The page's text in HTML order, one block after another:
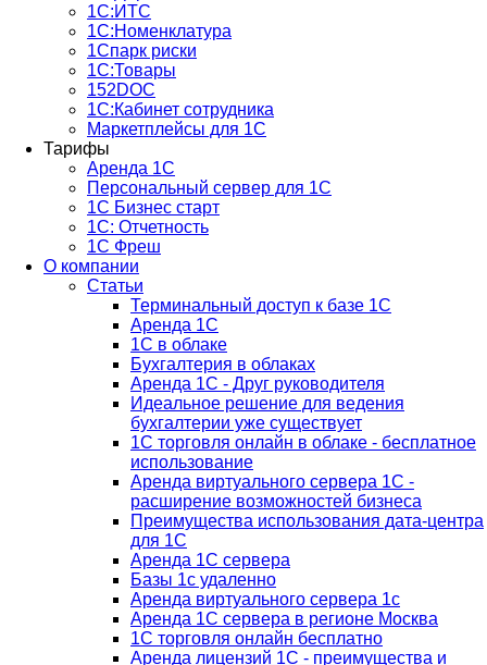
1С:ИТС
1С:Номенклатура
1Спарк риски
1С:Товары
152DOC
1С:Кабинет сотрудника
Маркетплейсы для 1С
Тарифы
Аренда 1С
Персональный сервер для 1С
1С Бизнес старт
1С: Отчетность
1C Фреш
О компании
Статьи
Терминальный доступ к базе 1С
Аренда 1С
1С в облаке
Бухгалтерия в облаках
Аренда 1С - Друг руководителя
Идеальное решение для ведения
бухгалтерии уже существует
1С торговля онлайн в облаке - бесплатное
использование
Аренда виртуального сервера 1С -
расширение возможностей бизнеса
Преимущества использования дата-центра
для 1С
Аренда 1С сервера
Базы 1с удаленно
Аренда виртуального сервера 1с
Аренда 1С сервера в регионе Москва
1С торговля онлайн бесплатно
Аренда лицензий 1С - преимущества и